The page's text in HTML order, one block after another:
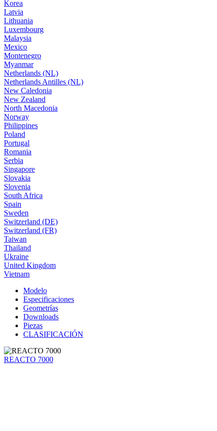
Korea
Latvia
Lithuania
Luxembourg
Malaysia
Mexico
Montenegro
Myanmar
Netherlands (NL)
Netherlands Antilles (NL)
New Caledonia
New Zealand
North Macedonia
Norway
Philippines
Poland
Portugal
Romania
Serbia
Singapore
Slovakia
Slovenia
South Africa
Spain
Sweden
Switzerland (DE)
Switzerland (FR)
Taiwan
Thailand
Ukraine
United Kingdom
Vietnam
Modelo
Especificaciones
Geometrías
Downloads
Piezas
CLASIFICACIÓN
REACTO 7000